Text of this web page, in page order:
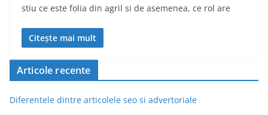
stiu ce este folia din agril si de asemenea, ce rol are
Citește mai mult
Articole recente
Diferentele dintre articolele seo si advertoriale